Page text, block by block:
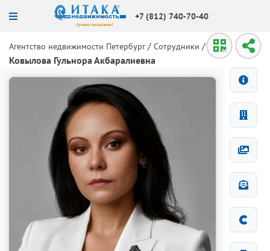
+7 (812) 740-70-40
Агентство недвижимости Петербург / Сотрудники /
Ковылова Гульнора Акбаралиевна